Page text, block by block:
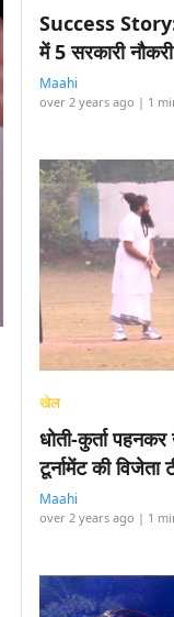
Success Story:
में 5 सरकारी
Maahi
over 2 years ago | 1
खेल
धोती-कुर्ता
टूर्नामेंट की विजेता
Maahi
over 2 years ago | 1